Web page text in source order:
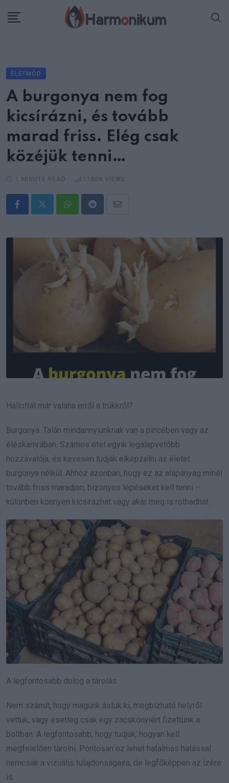
ÉLETMÓD
A burgonya nem fog
kicsírázni, és tovább
marad friss. Elég csak
közéjük tenni…
WhatsappRedditShare
Email
Hallottál már valaha erről a trükkről?
Burgonya. Talán mindannyiunknak van a pincében vagy az
éléskamrában. Számos étel egyik legalapvetőbb
hozzávalója, és kevesen tudják elképzelni az életet
burgonya nélkül. Ahhoz azonban, hogy ez az alapanyag minél
tovább friss maradjon, bizonyos lépéseket kell tenni –
különben könnyen kicsírázhat vagy akár meg is rothadhat.
A legfontosabb dolog a tárolás
Nem számít, hogy magunk ástuk ki, megbízható helyről
vettük, vagy esetleg csak egy zacskónyiért fizettünk a
boltban. A legfontosabb, hogy tudjuk, hogyan kell
megfelelően tárolni. Pontosan ez lehet hatalmas hatással
nemcsak a vizuális tulajdonságaira, de legfőképpen az ízére
is.